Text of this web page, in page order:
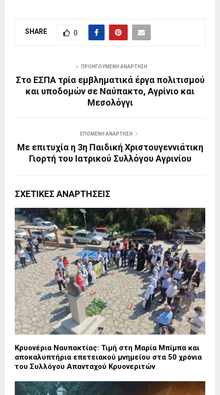
SHARE 0
ΠΡΟΗΓΟΎΜΕΝΗ ΑΝΆΡΤΗΣΗ
Στο ΕΣΠΑ τρία εμβληματικά έργα πολιτισμού
και υποδομών σε Ναύπακτο, Αγρίνιο και
Μεσολόγγι
ΕΠΌΜΕΝΗ ΑΝΆΡΤΗΣΗ
Με επιτυχία η 3η Παιδική Χριστουγεννιάτικη
Γιορτή του Ιατρικού Συλλόγου Αγρινίου
ΣΧΕΤΙΚΈΣ ΑΝΑΡΤΉΣΕΙΣ
Κρυονέρια Ναυπακτίας: Τιμή στη Μαρία Μπίμπα και
αποκαλυπτήρια επετειακού μνημείου στα 50 χρόνια
του Συλλόγου Απανταχού Κρυονεριτών